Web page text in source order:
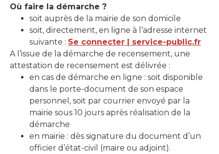
Où faire la démarche ?
soit auprès de la mairie de son domicile
soit, directement, en ligne à l’adresse internet
suivante : Se connecter | service-public.fr
A l’issue de la démarche de recensement, une
attestation de recensement est délivrée :
en cas de démarche en ligne : soit disponible
dans le porte-document de son espace
personnel, soit par courrier envoyé par la
mairie sous 10 jours après réalisation de la
démarche
en mairie : dès signature du document d’un
officier d’état-civil (maire ou adjoint).